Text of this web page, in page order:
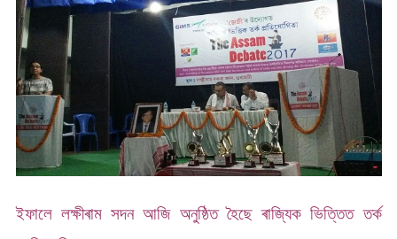
ইফালে লক্ষীৰাম সদন আজি অনুষ্ঠিত হৈছে ৰাজ্যিক ভিত্তিত তৰ্ক